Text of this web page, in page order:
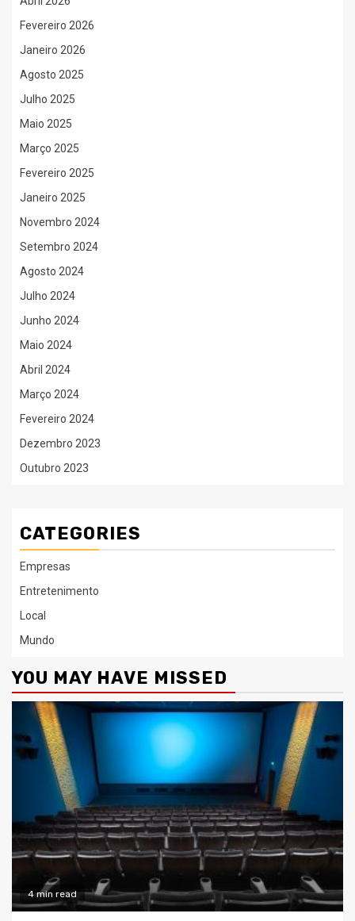
Fevereiro 2026
Janeiro 2026
Agosto 2025
Julho 2025
Maio 2025
Março 2025
Fevereiro 2025
Janeiro 2025
Novembro 2024
Setembro 2024
Agosto 2024
Julho 2024
Junho 2024
Maio 2024
Abril 2024
Março 2024
Fevereiro 2024
Dezembro 2023
Outubro 2023
CATEGORIES
Empresas
Entretenimento
Local
Mundo
YOU MAY HAVE MISSED
4 min read